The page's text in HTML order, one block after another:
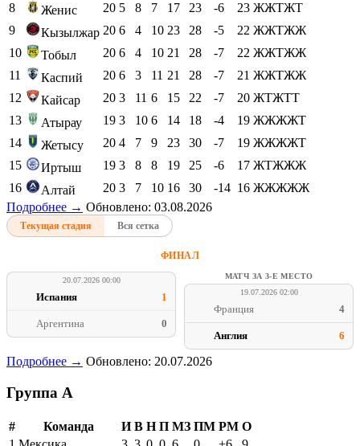
8
Женис 20 5 8 7 17 23 -6 23 ЖЖТЖТ
9
Кызылжар 20 6 4 10 23 28 -5 22 ЖЖТЖЖ
10
Тобыл 20 6 4 10 21 28 -7 22 ЖЖТЖЖ
11
Каспий 20 6 3 11 21 28 -7 21 ЖЖТЖЖ
12
Кайсар 20 3 11 6 15 22 -7 20 ЖТЖТТ
13
Атырау 19 3 10 6 14 18 -4 19 ЖЖЖЖТ
14
Жетысу 20 4 7 9 23 30 -7 19 ЖЖЖЖТ
15
Иртыш 19 3 8 8 19 25 -6 17 ЖТЖЖЖ
16
Алтай 20 3 7 10 16 30 -14 16 ЖЖЖЖЖ
Подробнее → Обновлено: 03.08.2026
Текущая стадия Вся сетка
ФИНАЛ
20.07.2026 00:00
Испания 1
Аргентина 0
МАТЧ ЗА 3-Е МЕСТО
19.07.2026 02:00
Франция 4
Англия 6
Подробнее → Обновлено: 20.07.2026
Группа A
# Команда И В Н П МЗ ПМ РМ О